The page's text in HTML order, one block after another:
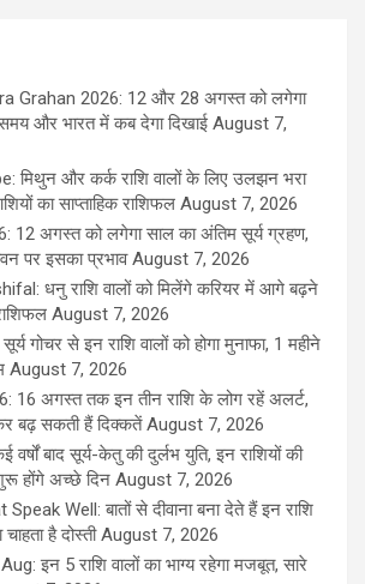
Grahan 2026: 12 और 28 अगस्त को लगेगा
समय और भारत में कब देगा दिखाई August 7,
मिथुन और कर्क राशि वालों के लिए उलझन भरा
का साप्ताहिक राशिफल August 7, 2026
12 अगस्त को लगेगा साल का अंतिम सूर्य ग्रहण,
पर इसका प्रभाव August 7, 2026
धनु राशि वालों को मिलेंगे करियर में आगे बढ़ने
August 7, 2026
गोचर से इन राशि वालों को होगा मुनाफा, 1 महीने
August 7, 2026
16 अगस्त तक इन तीन राशि के लोग रहें अलर्ट,
बढ़ सकती हैं दिक्कतें August 7, 2026
बाद सूर्य-केतु की दुर्लभ युति, इन राशियों की
होंगे अच्छे दिन August 7, 2026
Well: बातों से दीवाना बना देते हैं इन राशि
है दोस्ती August 7, 2026
इन 5 राशि वालों का भाग्य रहेगा मजबूत, सारे